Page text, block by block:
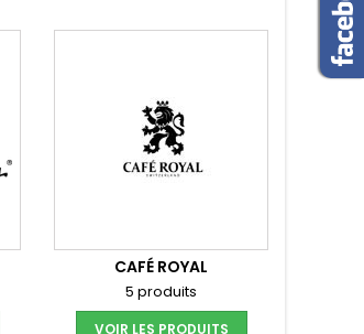
CAFÉ ROYAL
5 produits
VOIR LES PRODUITS